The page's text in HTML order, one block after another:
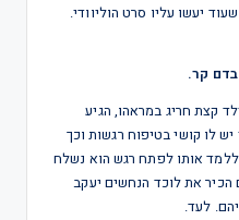
יעשו עליו סרט הוליוודי.
קצת חריג במראהו, הגיע
יש לו קושי בטיפוח רגשות וכך
ללמד אותו לפתח רגש הוא נשלח
ושם הכיר את לוכד הנחשים יעקב
לעד.